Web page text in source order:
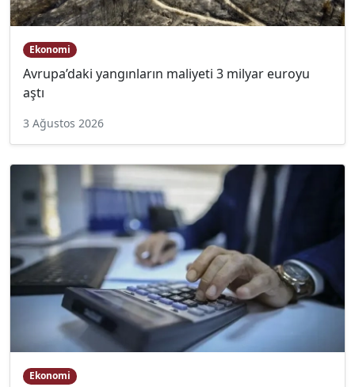
Ekonomi
Avrupa’daki yangınların maliyeti 3 milyar euroyu
aştı
3 Ağustos 2026
Ekonomi